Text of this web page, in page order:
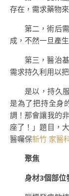
存在，需求藥物
第二，術后
成，不然一旦產
第三，醫治
需求持久利用以
是以，持久
是為了把持全身
調！那會讓我的
座了！」題目，
醫囑保新竹 家醫
聚焦
身材3個部位